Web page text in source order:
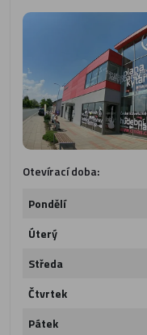
Otevírací doba:
Pondělí
Úterý
Středa
Čtvrtek
Pátek